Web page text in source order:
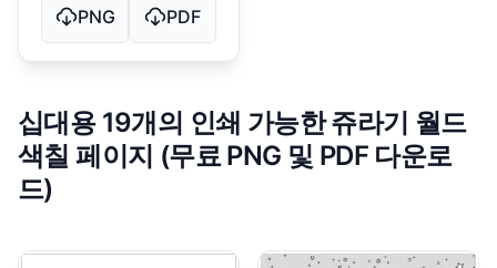
PNG PDF
십대용 19개의 인쇄 가능한 쥬라기 월드
색칠 페이지 (무료 PNG 및 PDF 다운로
드)